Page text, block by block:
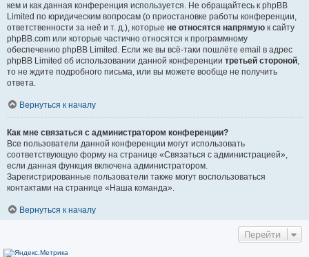
кем и как данная конференция используется. Не обращайтесь к phpBB
Limited по юридическим вопросам (о приостановке работы конференции,
ответственности за неё и т. д.), которые не относятся напрямую к сайту
phpBB.com или которые частично относятся к программному
обеспечению phpBB Limited. Если же вы всё-таки пошлёте email в адрес
phpBB Limited об использовании данной конференции третьей стороной,
то не ждите подробного письма, или вы можете вообще не получить
ответа.
Вернуться к началу
Как мне связаться с администратором конференции?
Все пользователи данной конференции могут использовать
соответствующую форму на странице «Связаться с администрацией»,
если данная функция включена администратором.
Зарегистрированные пользователи также могут воспользоваться
контактами на странице «Наша команда».
Вернуться к началу
Перейти